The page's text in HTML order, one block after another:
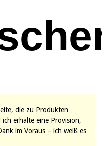
die zu Produkten
erhalte eine Provision,
im Voraus – ich weiß es